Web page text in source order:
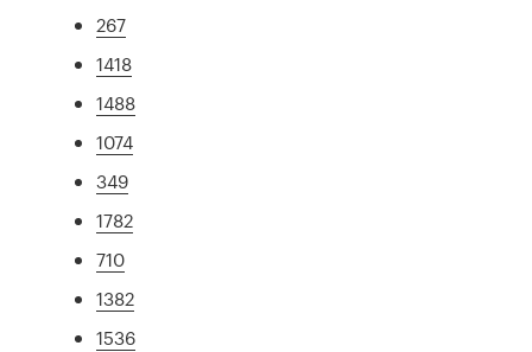
267
1418
1488
1074
349
1782
710
1382
1536